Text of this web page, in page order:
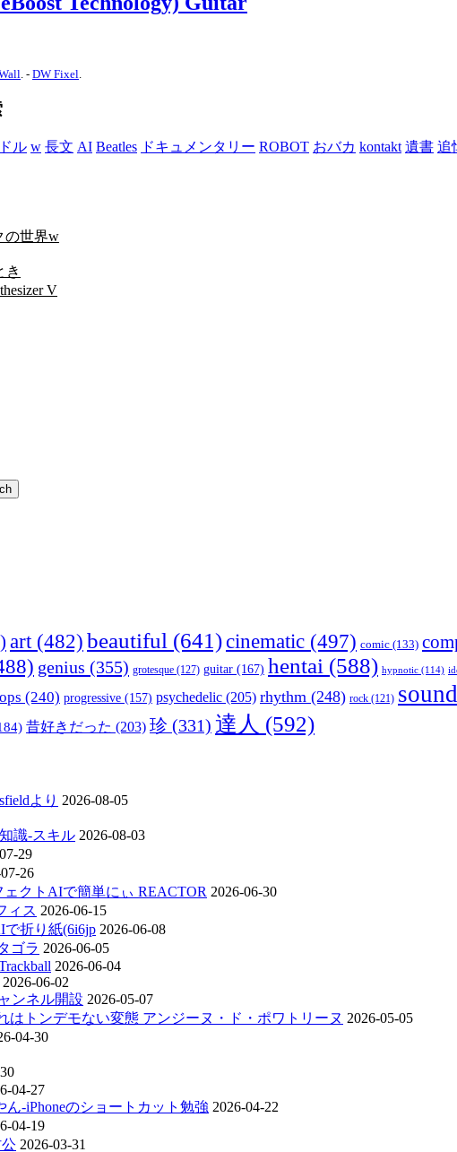
. - DW Fixel
ル w 長文 AI Beatles ドキュメンタリー ROBOT おバカ kontakt 遺書 追
の世界w
き
V
art (482) beautiful (641)cinematic (497) comic (133)
genius (355) grotesque (127) guitar (167) hentai (588) hypnotic (114)
(240) progressive (157) psychedelic (205) rhythm (248) rock (121) sound
昔好きだった (203) 珍 (331) 達人 (592)
より 2026-08-05
識-スキル 2026-08-03
29
26
ェクトAIで簡単にぃ REACTOR 2026-06-30
ィス 2026-06-15
で折り紙(6i6jp 2026-06-08
ゴラ 2026-06-05
2026-06-04
2026-06-02
ンネル開設 2026-05-07
はトンデモない変態 アンジーヌ・ド・ポワトリーヌ 2026-05-05
04-30
04-27
-iPhoneのショートカット勉強 2026-04-22
04-19
2026-03-31